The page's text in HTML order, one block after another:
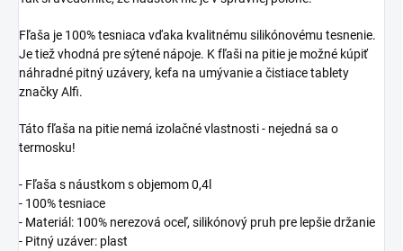
Fľaša je 100% tesniaca vďaka kvalitnému silikónovému tesnenie.
Je tiež vhodná pre sýtené nápoje. K fľaši na pitie je možné kúpiť
náhradné pitný uzávery, kefa na umývanie a čistiace tablety
značky Alfi.
Táto fľaša na pitie nemá izolačné vlastnosti - nejedná sa o
termosku!
- Fľaša s náustkom s objemom 0,4l
- 100% tesniace
- Materiál: 100% nerezová oceľ, silikónový pruh pre lepšie držanie
- Pitný uzáver: plast